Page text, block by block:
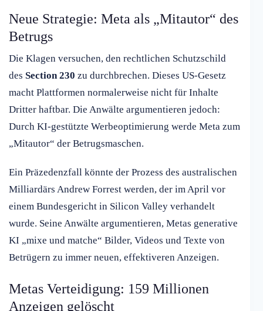
Neue Strategie: Meta als „Mitautor“ des
Betrugs
Die Klagen versuchen, den rechtlichen Schutzschild
des Section 230 zu durchbrechen. Dieses US-Gesetz
macht Plattformen normalerweise nicht für Inhalte
Dritter haftbar. Die Anwälte argumentieren jedoch:
Durch KI-gestützte Werbeoptimierung werde Meta zum
„Mitautor“ der Betrugsmaschen.
Ein Präzedenzfall könnte der Prozess des australischen
Milliardärs Andrew Forrest werden, der im April vor
einem Bundesgericht in Silicon Valley verhandelt
wurde. Seine Anwälte argumentieren, Metas generative
KI „mixe und matche“ Bilder, Videos und Texte von
Betrügern zu immer neuen, effektiveren Anzeigen.
Metas Verteidigung: 159 Millionen
Anzeigen gelöscht